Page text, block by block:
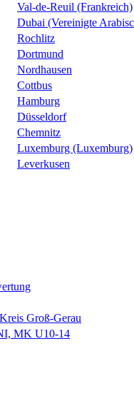
Val-de-Reuil (Frankreich)
Dubai (Vereinigte
Rochlitz
Dortmund
Nordhausen
Cottbus
Hamburg
Düsseldorf
Chemnitz
Luxemburg (Luxemburg)
Leverkusen
Groß-Gerau
MK U10-14